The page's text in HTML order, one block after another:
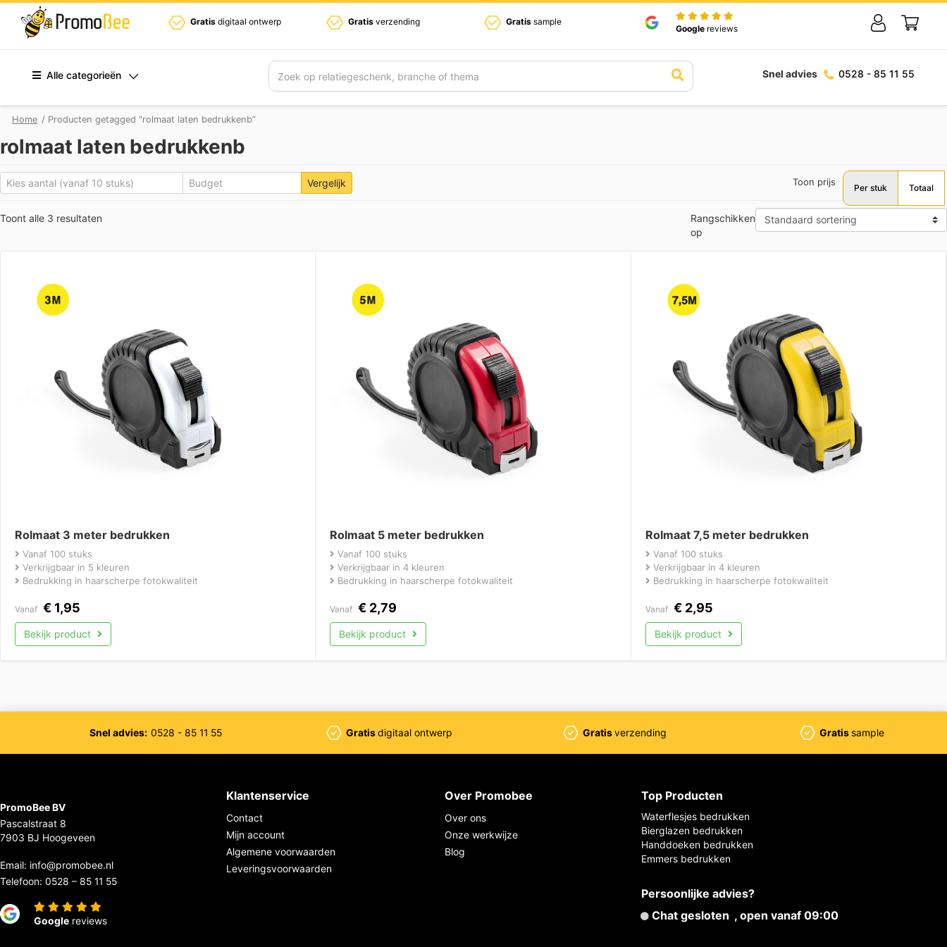
Gratis digitaal ontwerp Gratis verzending Gratis sample
Google reviews
Alle categorieën Zoek Snel advies 0528 - 85 11 55
Home / Producten getagged “rolmaat laten bedrukkenb”
rolmaat laten bedrukkenb
Vergelijk Toon prijs
Per stuk Totaal
Toont alle 3 resultaten
Rangschikken
op
Rolmaat 3 meter bedrukken
Vanaf 100 stuks
Verkrijgbaar in 5 kleuren
Bedrukking in haarscherpe fotokwaliteit
Vanaf € 1,95
Bekijk product
Rolmaat 5 meter bedrukken
Vanaf 100 stuks
Verkrijgbaar in 4 kleuren
Bedrukking in haarscherpe fotokwaliteit
Vanaf € 2,79
Bekijk product
Rolmaat 7,5 meter bedrukken
Vanaf 100 stuks
Verkrijgbaar in 4 kleuren
Bedrukking in haarscherpe fotokwaliteit
Vanaf €2,95
Bekijk product
Snel advies: 0528 - 85 11 55 Gratisdigitaal ontwerp Gratisverzending Gratissample
PromoBee BV
Pascalstraat 8
7903 BJ Hoogeveen
Email: info@promobee.nl
Telefoon: 0528 – 85 11 55
Google reviews
Klantenservice
Contact
Mijn account
Algemene voorwaarden
Leveringsvoorwaarden
Over Promobee
Over ons
Onze werkwijze
Blog
Top Producten
Waterflesjes bedrukken
Bierglazen bedrukken
Handdoeken bedrukken
Emmers bedrukken
Persoonlijke advies?
Chat gesloten , open vanaf 09:00